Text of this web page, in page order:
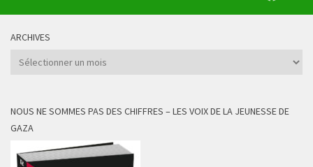
ARCHIVES
Archives
NOUS NE SOMMES PAS DES CHIFFRES – LES VOIX DE LA JEUNESSE DE
GAZA